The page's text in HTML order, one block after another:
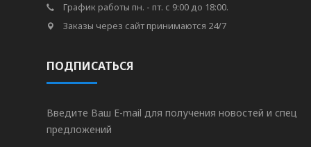
График работы пн. - пт. с 9:00 до 18:00.
Заказы через сайт принимаются 24/7
ПОДПИСАТЬСЯ
Введите Ваш E-mail для получения новостей и спец
предложений